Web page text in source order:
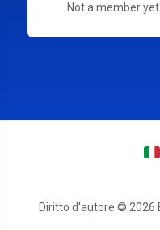
Not a member
Diritto d'autore © 2026